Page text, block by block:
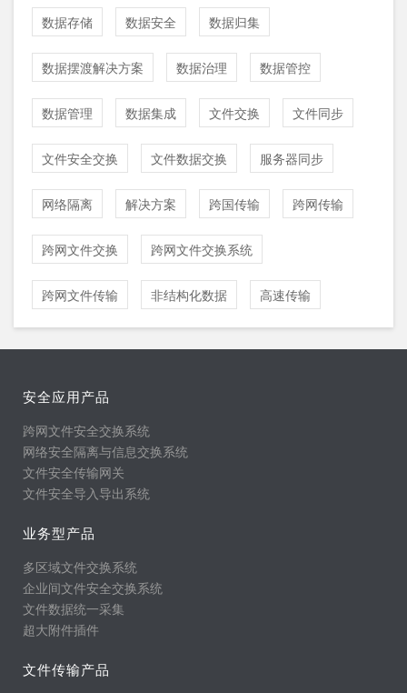
数据存储 数据安全 数据归集
数据摆渡解决方案 数据治理 数据管控
数据管理 数据集成 文件交换 文件同步
文件安全交换 文件数据交换 服务器同步
网络隔离 解决方案 跨国传输 跨网传输
跨网文件交换 跨网文件交换系统
跨网文件传输 非结构化数据 高速传输
安全应用产品
跨网文件安全交换系统
网络安全隔离与信息交换系统
文件安全传输网关
文件安全导入导出系统
业务型产品
多区域文件交换系统
企业间文件安全交换系统
文件数据统一采集
超大附件插件
文件传输产品